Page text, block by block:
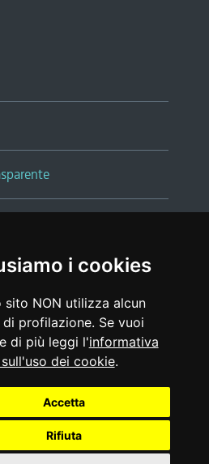
i cookies
sito NON utilizza alcun
profilazione. Se vuoi
di più leggi l'informativa
dei cookie.
Accetta
Rifiuta
legali |glossario
policy
|feedback
Realizzato da